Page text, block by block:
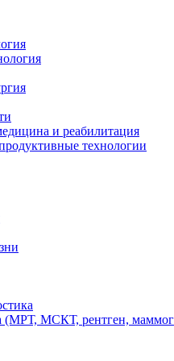
и реабилитация
технологии
(МРТ, МСКТ, рентген,